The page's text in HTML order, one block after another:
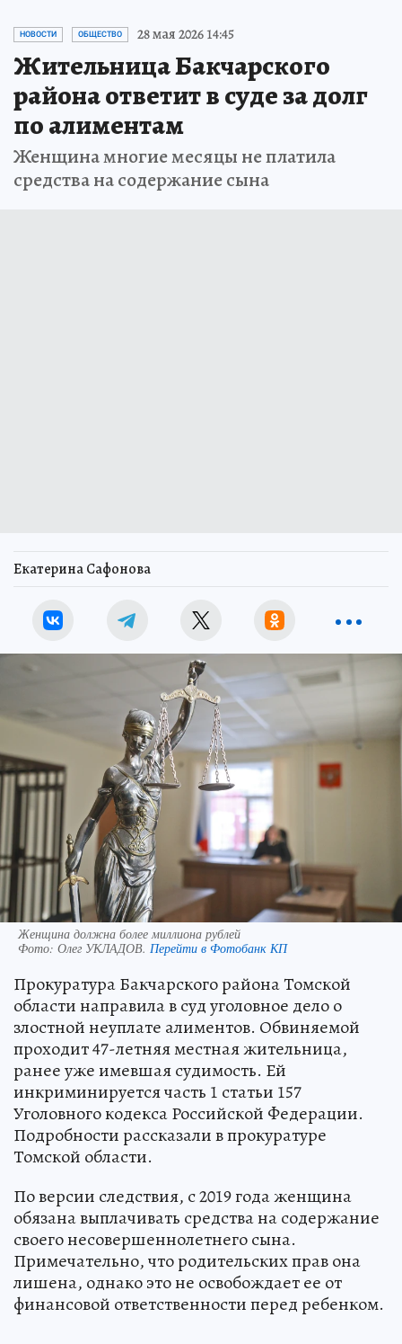
НОВОСТИ ОБЩЕСТВО 28 мая 2026 14:45
Жительница Бакчарского
района ответит в суде за долг
по алиментам
Женщина многие месяцы не платила
средства на содержание сына
Екатерина Сафонова
Женщина должна более миллиона рублей
Фото: Олег УКЛАДОВ. Перейти в Фотобанк КП
Прокуратура Бакчарского района Томской
области направила в суд уголовное дело о
злостной неуплате алиментов. Обвиняемой
проходит 47-летняя местная жительница,
ранее уже имевшая судимость. Ей
инкриминируется часть 1 статьи 157
Уголовного кодекса Российской Федерации.
Подробности рассказали в прокуратуре
Томской области.
По версии следствия, с 2019 года женщина
обязана выплачивать средства на содержание
своего несовершеннолетнего сына.
Примечательно, что родительских прав она
лишена, однако это не освобождает ее от
финансовой ответственности перед ребенком.